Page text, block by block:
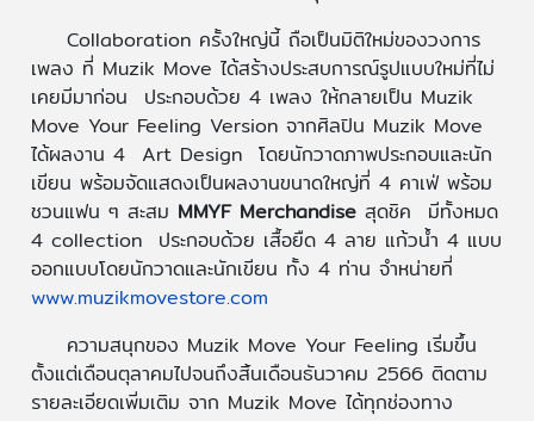
Collaboration ครั้งใหญ่นี้ ถือเป็นมิติใหม่ของวงการ
เพลง ที่ Muzik Move ได้สร้างประสบการณ์รูปแบบใหม่ที่ไม่
เคยมีมาก่อน ประกอบด้วย 4 เพลง ให้กลายเป็น Muzik
Move Your Feeling Version จากศิลปิน Muzik Move
ได้ผลงาน 4 Art Design โดยนักวาดภาพประกอบและนัก
เขียน พร้อมจัดแสดงเป็นผลงานขนาดใหญ่ที่ 4 คาเฟ่ พร้อม
ชวนแฟน ๆ สะสม MMYF Merchandiseสุดชิค มีทั้งหมด
4 collection ประกอบด้วย เสื้อยืด 4 ลาย แก้วน้ำ 4 แบบ
ออกแบบโดยนักวาดและนักเขียน ทั้ง 4 ท่าน จำหน่ายที่
www.muzikmovestore.com
ความสนุกของ Muzik Move Your Feeling เริ่มขึ้น
ตั้งแต่เดือนตุลาคมไปจนถึงสิ้นเดือนธันวาคม 2566 ติดตาม
รายละเอียดเพิ่มเติม จาก Muzik Move ได้ทุกช่องทาง